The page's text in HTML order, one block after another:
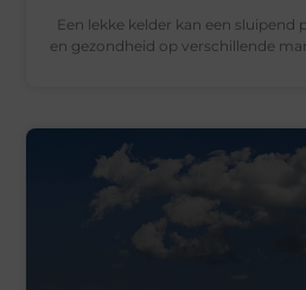
Een lekke kelder kan een sluipend
en gezondheid op verschillende